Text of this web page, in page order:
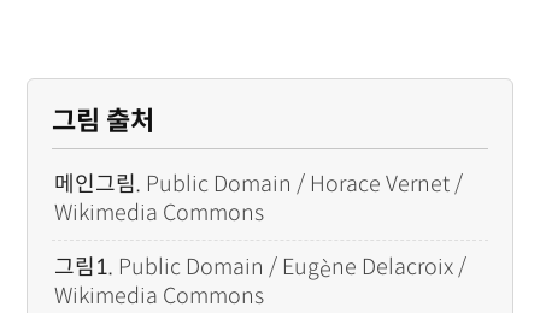
그림 출처
메인그림. Public Domain / Horace Vernet /
Wikimedia Commons
그림1. Public Domain / Eugène Delacroix /
Wikimedia Commons